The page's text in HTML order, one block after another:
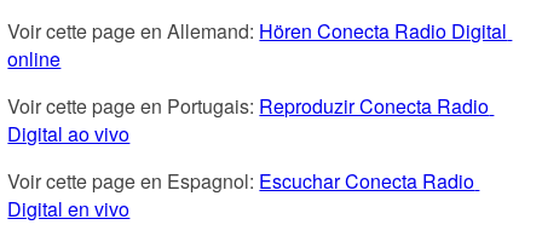
Voir cette page en Allemand: Hören Conecta Radio Digital
online
Voir cette page en Portugais: Reproduzir Conecta Radio
Digital ao vivo
Voir cette page en Espagnol: Escuchar Conecta Radio
Digital en vivo